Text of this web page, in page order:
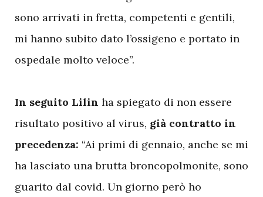
sono arrivati in fretta, competenti e gentili,
mi hanno subito dato l’ossigeno e portato in
ospedale molto veloce”.
In seguito Lilin ha spiegato di non essere
risultato positivo al virus, già contratto in
precedenza: “Ai primi di gennaio, anche se mi
ha lasciato una brutta broncopolmonite, sono
guarito dal covid. Un giorno però ho